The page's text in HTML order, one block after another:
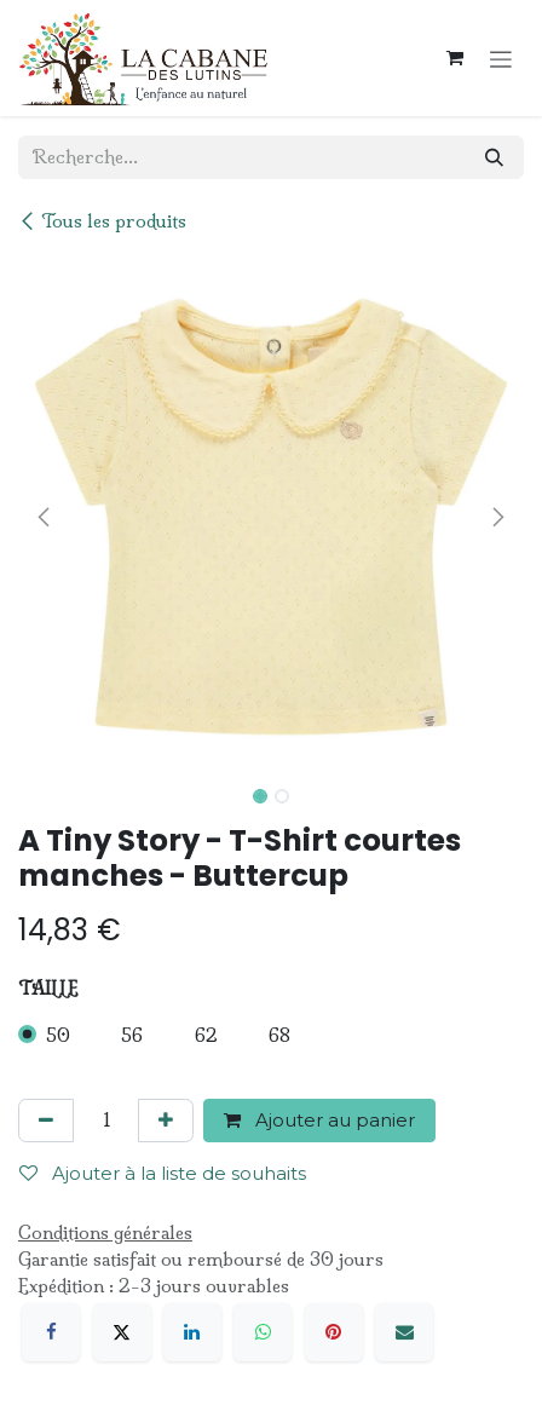
Se rendre au contenu
Tous les produits
A Tiny Story - T-Shirt courtes
manches - Buttercup
14,83 €
TAILLE
50 56 62 68
Ajouter au panier
Ajouter à la liste de souhaits
Conditions générales
Garantie satisfait ou remboursé de 30 jours
Expédition : 2-3 jours ouvrables